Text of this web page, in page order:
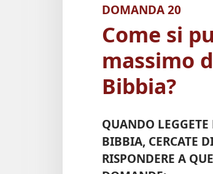
DOMANDA 20
Come si
massimo
Bibbia?
QUANDO LEGGETE
BIBBIA, CERCATE
RISPONDERE A